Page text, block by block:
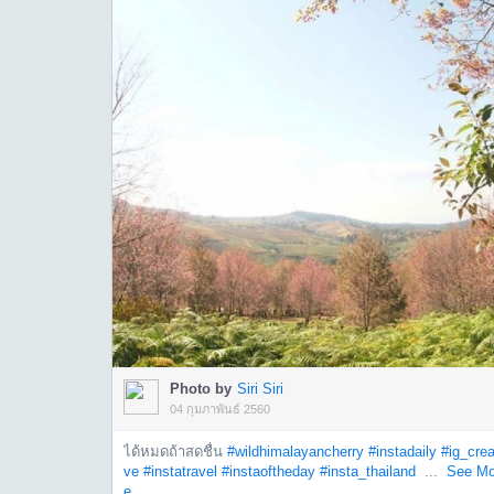
Photo by Siri Siri
04 กุมภาพันธ์ 2560
ได้หมดถ้าสดชื่น #wildhimalayancherry #instadaily
ve #instatravel #instaoftheday #insta_thailand ... See